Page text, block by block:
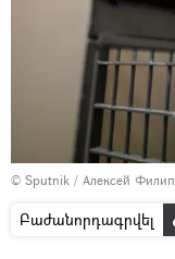
© Sputnik / Алексей
Բաժանորդագրվել